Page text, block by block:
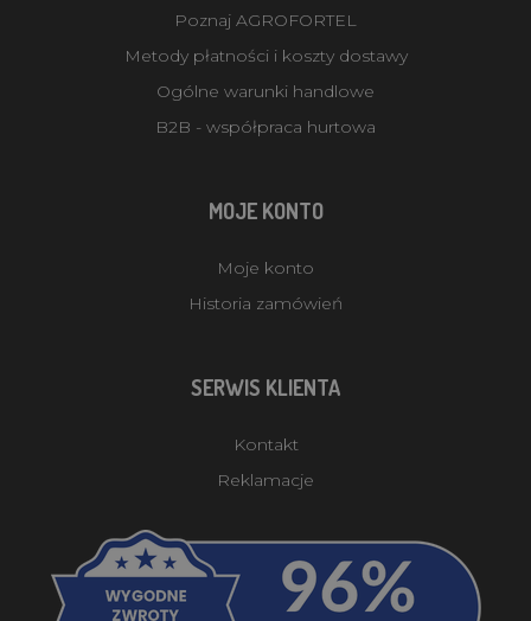
Poznaj AGROFORTEL
Metody płatności i koszty dostawy
Ogólne warunki handlowe
B2B - współpraca hurtowa
MOJE KONTO
Moje konto
Historia zamówień
SERWIS KLIENTA
Kontakt
Reklamacje